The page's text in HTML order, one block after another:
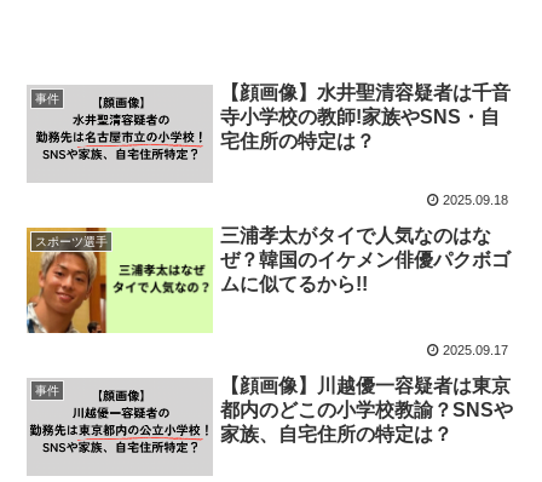
事件
【顔画像】水井聖清容疑者は千音
寺小学校の教師!家族やSNS・自
宅住所の特定は？
2025.09.18
スポーツ選手
三浦孝太がタイで人気なのはな
ぜ？韓国のイケメン俳優パクボゴ
ムに似てるから!!
2025.09.17
事件
【顔画像】川越優一容疑者は東京
都内のどこの小学校教諭？SNSや
家族、自宅住所の特定は？